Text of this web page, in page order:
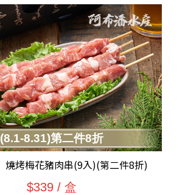
(8.1-8.31)第二件8折
燒烤梅花豬肉串(9入)(第二件8折)
$339 / 盒